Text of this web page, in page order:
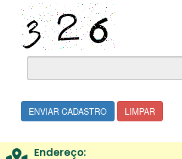
ENVIAR CADASTRO LIMPAR
Endereço: